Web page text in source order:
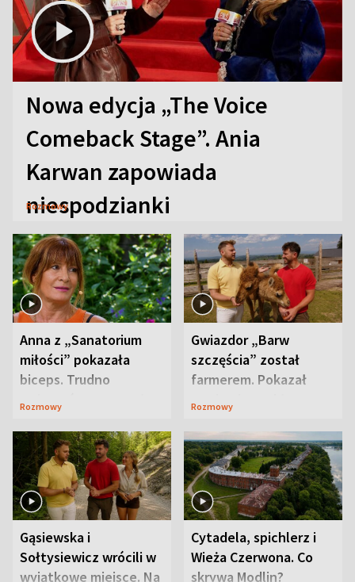
Nowa edycja „The Voice
Comeback Stage”. Ania
Karwan zapowiada
niespodzianki
Rozmowy
Anna z „Sanatorium
miłości” pokazała
biceps. Trudno
uwierzyć, co przeszła
Rozmowy
Gwiazdor „Barw
szczęścia” został
farmerem. Pokazał
swoje niezwykłe
Rozmowy
Gąsiewska i
Sołtysiewicz wrócili w
wyjątkowe miejsce. Na
Cytadela, spichlerz i
Wieża Czerwona. Co
skrywa Modlin?